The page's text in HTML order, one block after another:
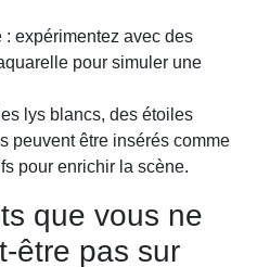
expérimentez avec des
pour simuler une
lys blancs, des étoiles
peuvent être insérés comme
pour enrichir la scène.
que vous ne
être pas sur